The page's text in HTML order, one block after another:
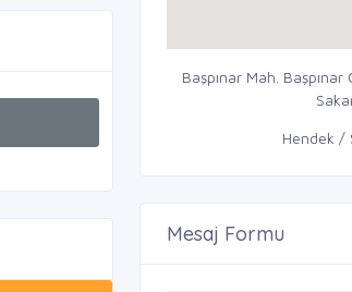
Başpınar Mah.
Hendek /
Mesaj Formu